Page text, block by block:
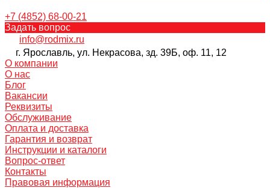
+7 (4852) 68-00-21
Задать вопрос
info@rodmix.ru
г. Ярославль, ул. Некрасова, зд. 39Б, оф. 11, 12
О компании
О нас
Блог
Вакансии
Реквизиты
Обслуживание
Оплата и доставка
Гарантия и возврат
Инструкции и каталоги
Вопрос-ответ
Контакты
Правовая информация